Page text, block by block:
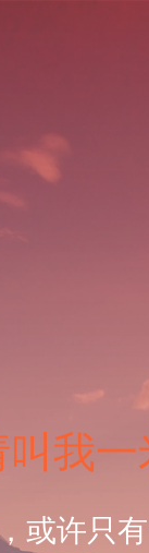
叫我一
或许只